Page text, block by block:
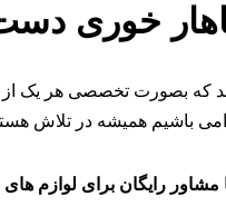
خوری
که بصورت تخصصی هر یک از
همیشه در تلاش
مشاور رایگان برای لوازم